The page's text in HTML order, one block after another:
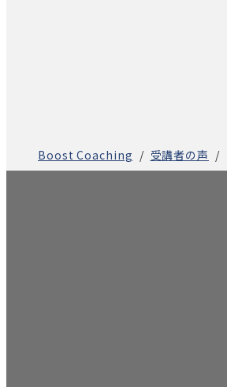
Boost Coaching 受講者の声